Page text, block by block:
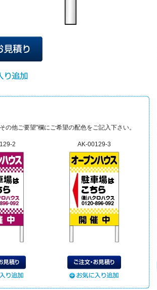
他ご要望"欄にご希望の配色をご記入下さい。
2 AK-00129-3